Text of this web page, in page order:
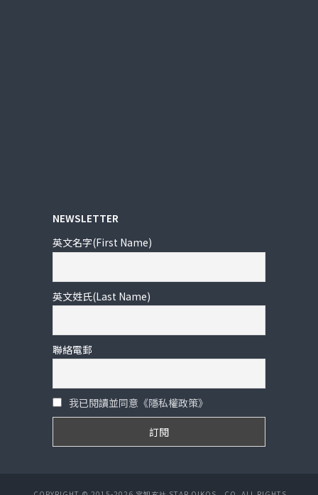
NEWSLETTER
英文名字(First Name)
英文姓氏(Last Name)
聯絡電郵
我已閱讀並同意《隱私權政策》